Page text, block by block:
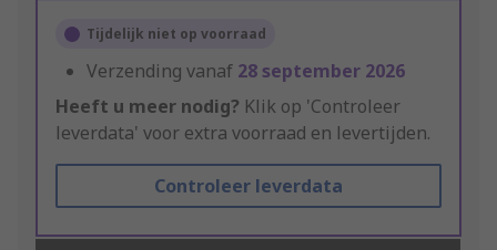
Tijdelijk niet op voorraad
Verzending vanaf 28 september 2026
Heeft u meer nodig? Klik op 'Controleer
leverdata' voor extra voorraad en levertijden.
Controleer leverdata